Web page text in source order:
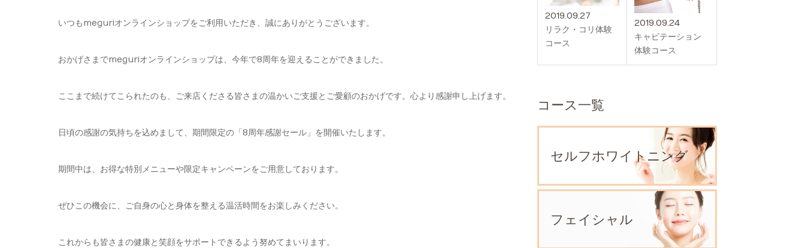
いつもmeguriオンラインショップをご利用いただき、誠にありがとうございます。
おかげさまでmeguriオンラインショップは、今年で8周年を迎えることができました。
ここまで続けてこられたのも、ご来店くださる皆さまの温かいご支援とご愛顧のおかげです。心より感謝申し上げます。
日頃の感謝の気持ちを込めまして、期間限定の「8周年感謝セール」を開催いたします。
期間中は、お得な特別メニューや限定キャンペーンをご用意しております。
ぜひこの機会に、ご自身の心と身体を整える温活時間をお楽しみください。
これからも皆さまの健康と笑顔をサポートできるよう努めてまいります。
2019.09.27
リラク・コリ体験
コース
2019.09.24
キャビテーション
体験コース
コース一覧
セルフホワイトニング
フェイシャル